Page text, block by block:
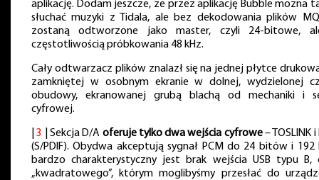
aplikację. Dodam jeszcze, że przez aplikację Bubble można
słuchać muzyki z Tidala, ale bez dekodowania plików
zostaną odtworzone jako master, czyli 24-bitowe,
częstotliwością próbkowania 48 kHz.
Cały odtwarzacz plików znalazł się na jednej płytce
zamkniętej w osobnym ekranie w dolnej, wydzielonej
obudowy, ekranowanej grubą blachą od mechaniki i
cyfrowej.
|3 | Sekcja D/A oferuje tylko dwa wejścia cyfrowe– TOSLINK i
(S/PDIF). Obydwa akceptują sygnał PCM do 24 bitów i 192
bardzo charakterystyczny jest brak wejścia USB typu B,
„kwadratowego”, którym moglibyśmy przesłać do